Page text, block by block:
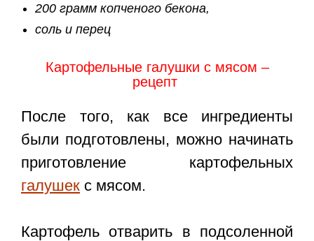
200 грамм копченого бекона,
соль и перец
Картофельные галушки с мясом –
рецепт
После того, как все ингредиенты
были подготовлены, можно начинать
приготовление картофельных
галушек с мясом.
Картофель отварить в подсоленной